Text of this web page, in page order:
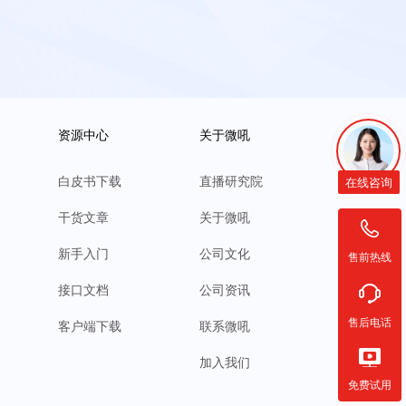
资源中心
白皮书下载
干货文章
新手入门
接口文档
客户端下载
关于微吼
直播研究院
关于微吼
公司文化
公司资讯
联系微吼
加入我们
在线咨询
售前热线
售后电话
免费试用